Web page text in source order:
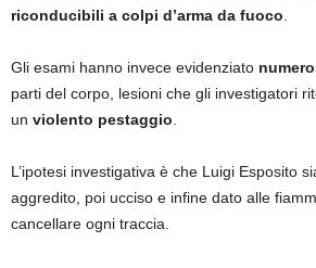
riconducibili a colpi d’arma da fuoco
Gli esami hanno invece evidenziato
parti del corpo, lesioni che gli investigatori
un violento pestaggio
L’ipotesi investigativa è che Luigi Esposito
aggredito, poi ucciso e infine dato alle
cancellare ogni traccia.